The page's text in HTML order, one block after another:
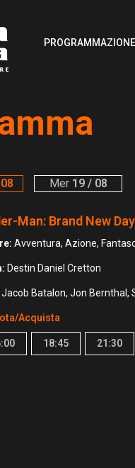
PROGRAMMAZIONE
Mer19 / 08
Man: Brand New Day
Avventura, Azione,
Destin Daniel Cretton
Jacob Batalon, Jon Bernthal,
Acquista
18:45 21:30